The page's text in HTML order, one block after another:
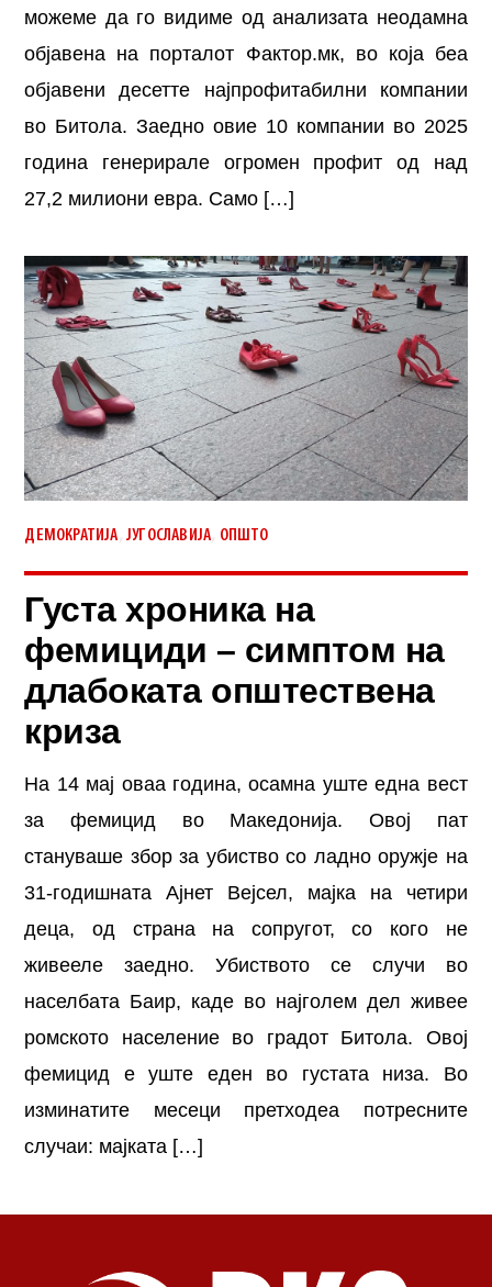
можеме да го видиме од анализата неодамна
објавена на порталот Фактор.мк, во која беа
објавени десетте најпрофитабилни компании
во Битола. Заедно овие 10 компании во 2025
година генерирале огромен профит од над
27,2 милиони евра. Само […]
ДЕМОКРАТИЈА ,ЈУГОСЛАВИЈА ОПШТО
Густа хроника на
фемициди – симптом на
длабоката општествена
криза
На 14 мај оваа година, осамна уште една вест
за фемицид во Македонија. Овој пат
стануваше збор за убиство со ладно оружје на
31-годишната Ајнет Вејсел, мајка на четири
деца, од страна на сопругот, со кого не
живееле заедно. Убиството се случи во
населбата Баир, каде во најголем дел живее
ромското население во градот Битола. Овој
фемицид е уште еден во густата низа. Во
изминатите месеци претходеа потресните
случаи: мајката […]